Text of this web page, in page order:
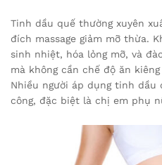
Tinh dầu quế thường xuyên
đích massage giảm mỡ thừa.
sinh nhiệt, hóa lỏng mỡ, và
mà không cần chế độ ăn
Nhiều người áp dụng tinh dầu
công, đặc biệt là chị em phụ